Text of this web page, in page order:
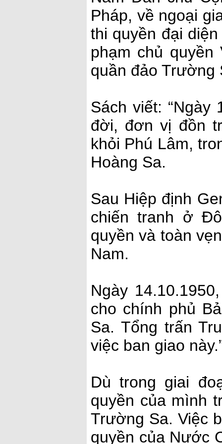
Pháp, về ngoại
thi quyền đại
phạm chủ
quần đảo Trường
Sách viết: “Ngày
đời, đơn vị đồn
khỏi Phú Lâm,
Hoàng Sa.
Sau Hiệp định
chiến tranh ở
quyền và toàn
Nam.
Ngày
cho chính phủ
Sa. Tổng trấn
việc ban giao
Dù trong giai
quyền của mình
Trường Sa. Việc
quyền của Nước